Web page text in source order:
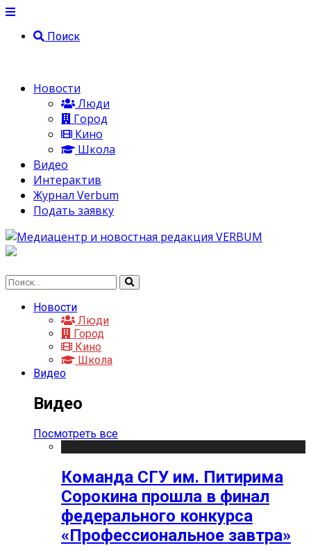
Поиск
Новости
Люди
Город
Кино
Школа
Видео
Интерактив
Журнал Verbum
Подать заявку
Новости
Люди
Город
Кино
Школа
Видео
Видео
Посмотреть все
Команда СГУ им. Питирима
Сорокина прошла в финал
федерального конкурса
«Профессиональное завтра»